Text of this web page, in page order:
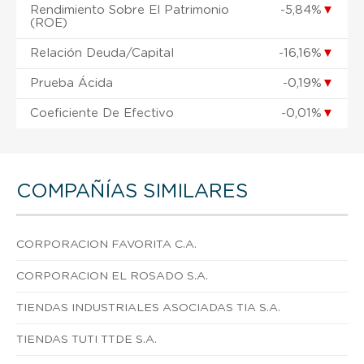
Rendimiento Sobre El Patrimonio
(ROE)
-5,84% ▼
Relación Deuda/Capital -16,16% ▼
Prueba Ácida -0,19% ▼
Coeficiente De Efectivo -0,01% ▼
COMPAÑÍAS SIMILARES
CORPORACION FAVORITA C.A.
CORPORACION EL ROSADO S.A.
TIENDAS INDUSTRIALES ASOCIADAS TIA S.A.
TIENDAS TUTI TTDE S.A.